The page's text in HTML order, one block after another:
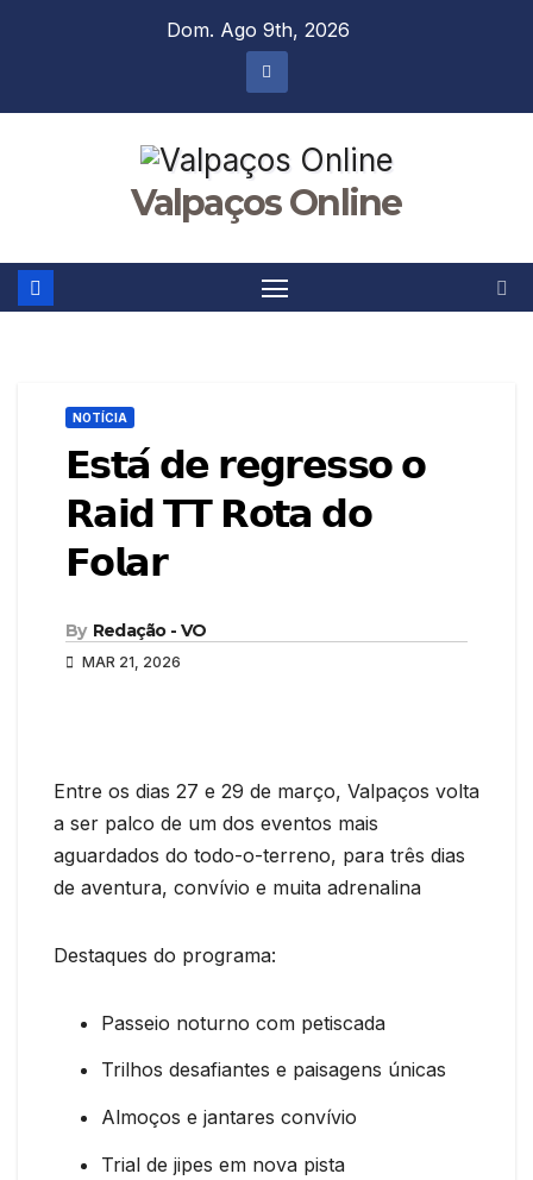
Dom. Ago 9th, 2026
Valpaços Online
NOTÍCIA
𝗘𝘀𝘁𝗮́ 𝗱𝗲 𝗿𝗲𝗴𝗿𝗲𝘀𝘀𝗼 𝗼
𝗥𝗮𝗶𝗱 𝗧𝗧 𝗥𝗼𝘁𝗮 𝗱𝗼
𝗙𝗼𝗹𝗮𝗿
By Redação - VO
MAR 21, 2026
Entre os dias 27 e 29 de março, Valpaços volta
a ser palco de um dos eventos mais
aguardados do todo-o-terreno, para três dias
de aventura, convívio e muita adrenalina
Destaques do programa:
Passeio noturno com petiscada
Trilhos desafiantes e paisagens únicas
Almoços e jantares convívio
Trial de jipes em nova pista